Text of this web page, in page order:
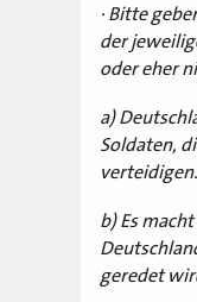
· Bitte
der
oder eher
a)
Soldaten,
verteidigen.
b) Es
geredet